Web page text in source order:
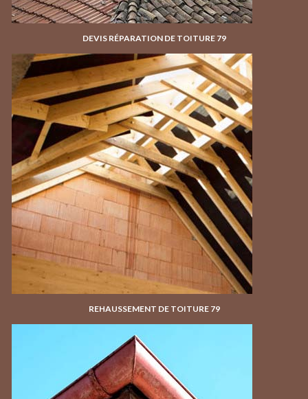
DEVIS RÉPARATION DE TOITURE 79
REHAUSSEMENT DE TOITURE 79